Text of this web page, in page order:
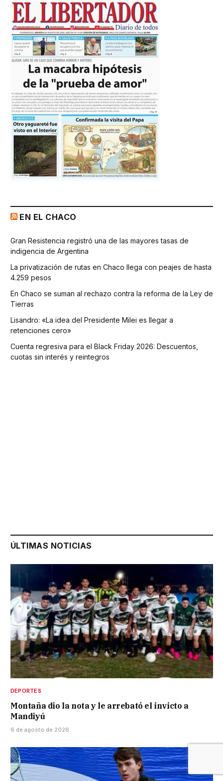
EN EL CHACO
Gran Resistencia registró una de las mayores tasas de
indigencia de Argentina
La privatización de rutas en Chaco llega con peajes de hasta
4.259 pesos
En Chaco se suman al rechazo contra la reforma de la Ley de
Tierras
Lisandro: «La idea del Presidente Milei es llegar a
retenciones cero»
Cuenta regresiva para el Black Friday 2026: Descuentos,
cuotas sin interés y reintegros
ÚLTIMAS NOTICIAS
DEPORTES
Montaña dio la nota y le arrebató el invicto a
Mandiyú
6 de agosto de 2026